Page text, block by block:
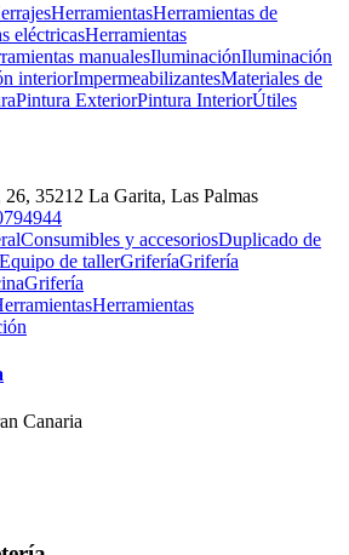
HerramientasHerramientas de
eléctricasHerramientas
manualesIluminaciónIluminación
interiorImpermeabilizantesMateriales de
Pintura ExteriorPintura InteriorÚtiles
35212 La Garita, Las Palmas
Consumibles y accesoriosDuplicado de
Equipo de tallerGriferíaGrifería
Grifería
Herramientas
Canaria